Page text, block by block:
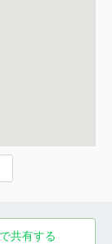
共有する